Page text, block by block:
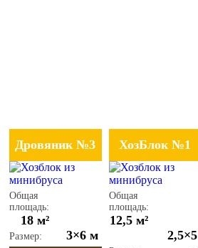
Дровяник №3
Общая
площадь:
18 м²
Размер: 3×6 м
ХозБлок №1
Общая
площадь:
12,5 м²
2,5×5